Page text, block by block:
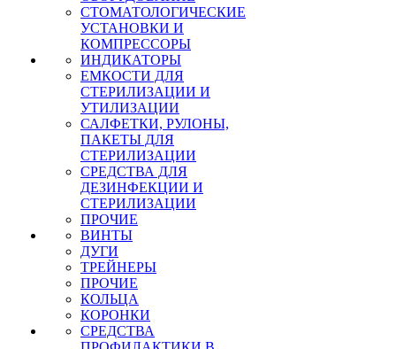
СТОМАТОЛОГИЧЕСКИЕ
УСТАНОВКИ И
КОМПРЕССОРЫ
ИНДИКАТОРЫ
ЕМКОСТИ ДЛЯ
СТЕРИЛИЗАЦИИ И
УТИЛИЗАЦИИ
САЛФЕТКИ, РУЛОНЫ,
ПАКЕТЫ ДЛЯ
СТЕРИЛИЗАЦИИ
СРЕДСТВА ДЛЯ
ДЕЗИНФЕКЦИИ И
СТЕРИЛИЗАЦИИ
ПРОЧИЕ
ВИНТЫ
ДУГИ
ТРЕЙНЕРЫ
ПРОЧИЕ
КОЛЬЦА
КОРОНКИ
СРЕДСТВА